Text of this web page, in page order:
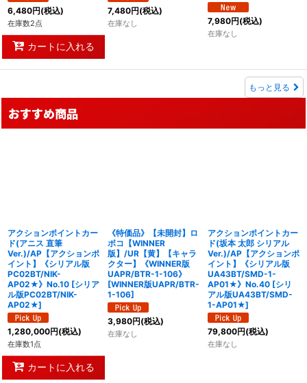
6,480円(税込)
在庫数2点
カートに入れる
7,480円(税込)
在庫なし 7,980円(税込)
在庫なし
もっと見る
おすすめ商品
アクションポイントカー
ド(アニス 直筆
Ver.)/AP【アクションポ
イント】《シリアル版
PC02BT/NIK-
AP02★》No.10 [シリア
ル版PC02BT/NIK-
AP02★]
1,280,000円(税込)
在庫数1点
カートに入れる
《特価品》【未開封】ロ
ボコ【WINNER
版】/UR【黄】【キャラ
クター】《WINNER版
UAPR/BTR-1-106》
[WINNER版UAPR/BTR-
1-106]
3,980円(税込)
在庫なし
アクションポイントカー
ド(坂本 太郎 シリアル
Ver.)/AP【アクションポ
イント】《シリアル版
UA43BT/SMD-1-
AP01★》No.40 [シリ
アル版UA43BT/SMD-
1-AP01★]
79,800円(税込)
在庫なし